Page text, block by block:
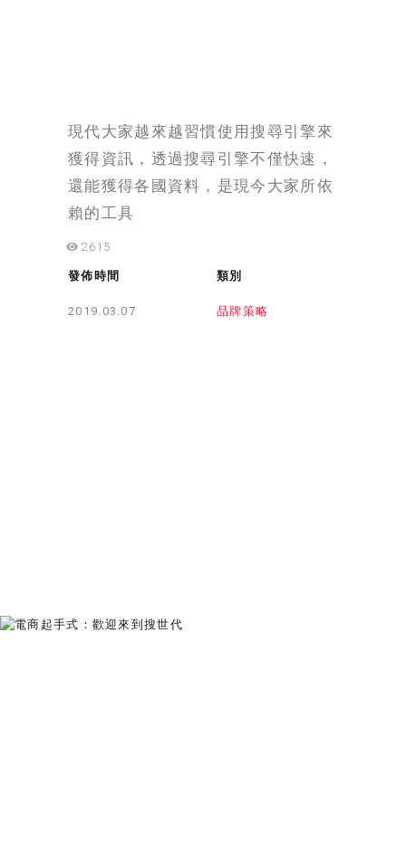
現代大家越來越習慣使用搜尋引擎來
獲得資訊，透過搜尋引擎不僅快速，
還能獲得各國資料，是現今大家所依
賴的工具
2615
發佈時間 類別
品牌策略